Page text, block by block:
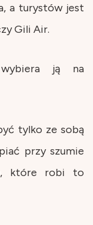
a turystów jest
Gili Air.
ją na
tylko ze sobą
przy szumie
które robi to